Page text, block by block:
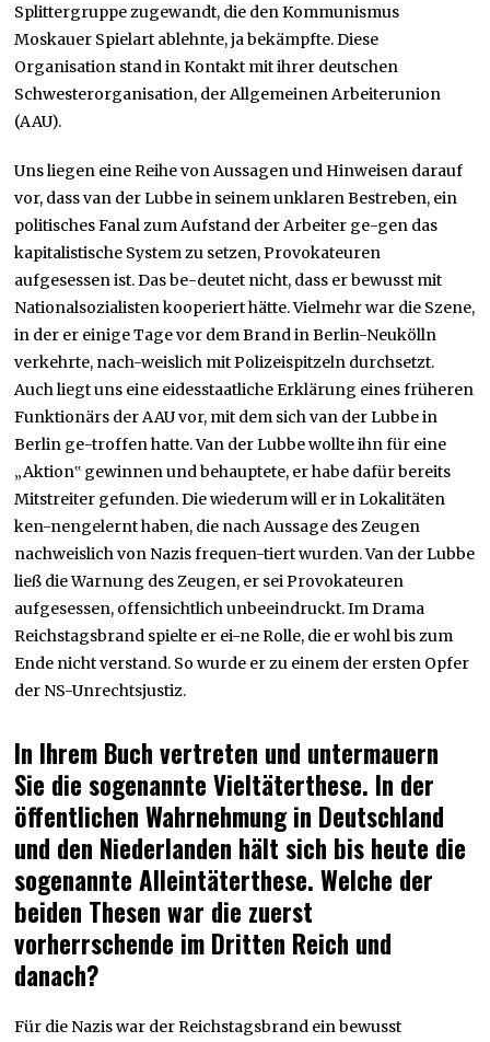
Splittergruppe zugewandt, die den Kommunismus
Moskauer Spielart ablehnte, ja bekämpfte. Diese
Organisation stand in Kontakt mit ihrer deutschen
Schwesterorganisation, der Allgemeinen Arbeiterunion
(AAU).
Uns liegen eine Reihe von Aussagen und Hinweisen darauf
vor, dass van der Lubbe in seinem unklaren Bestreben, ein
politisches Fanal zum Aufstand der Arbeiter ge-gen das
kapitalistische System zu setzen, Provokateuren
aufgesessen ist. Das be-deutet nicht, dass er bewusst mit
Nationalsozialisten kooperiert hätte. Vielmehr war die Szene,
in der er einige Tage vor dem Brand in Berlin-Neukölln
verkehrte, nach-weislich mit Polizeispitzeln durchsetzt.
Auch liegt uns eine eidesstaatliche Erklärung eines früheren
Funktionärs der AAU vor, mit dem sich van der Lubbe in
Berlin ge-troffen hatte. Van der Lubbe wollte ihn für eine
„Aktion‟ gewinnen und behauptete, er habe dafür bereits
Mitstreiter gefunden. Die wiederum will er in Lokalitäten
ken-nengelernt haben, die nach Aussage des Zeugen
nachweislich von Nazis frequen-tiert wurden. Van der Lubbe
ließ die Warnung des Zeugen, er sei Provokateuren
aufgesessen, offensichtlich unbeeindruckt. Im Drama
Reichstagsbrand spielte er ei-ne Rolle, die er wohl bis zum
Ende nicht verstand. So wurde er zu einem der ersten Opfer
der NS-Unrechtsjustiz.
In Ihrem Buch vertreten und untermauern
Sie die sogenannte Vieltäterthese. In der
öffentlichen Wahrnehmung in Deutschland
und den Niederlanden hält sich bis heute die
sogenannte Alleintäterthese. Welche der
beiden Thesen war die zuerst
vorherrschende im Dritten Reich und
danach?
Für die Nazis war der Reichstagsbrand ein bewusst